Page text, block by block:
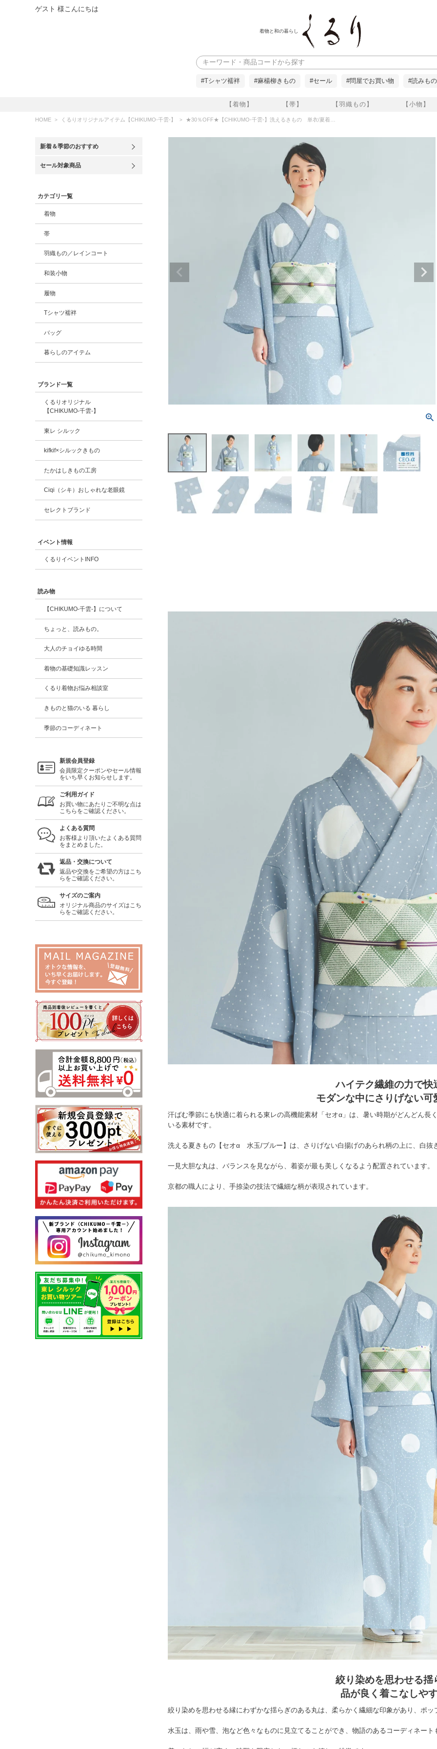
ゲスト 様こんにちは
着物と和の暮らし
【着物】 【帯】 【羽織もの】 【小物】
検索
#Tシャツ襦袢 #麻楊柳きもの #セール #問屋でお買い物 #読みもの
HOME くるりオリジナルアイテム【CHIKUMO-千雲-】 ★30％OFF★【CHIKUMO-千雲-】洗えるきもの 単衣/夏着物 セオα 水玉/ブルー エア紅梅 大久保信子流きもの くるり
新着＆季節のおすすめ
セール対象商品
カテゴリ一覧
着物
帯
羽織もの／レインコート
和装小物
履物
Tシャツ襦袢
バッグ
暮らしのアイテム
ブランド一覧
くるりオリジナル
【CHIKUMO-千雲-】
東レ シルック
kifkif×シルックきもの
たかはしきもの工房
Ciqi（シキ）おしゃれな老眼鏡
セレクトブランド
イベント情報
くるりイベントINFO
読み物
【CHIKUMO-千雲-】について
ちょっと、読みもの。
大人のチョイゆる時間
着物の基礎知識レッスン
くるり着物お悩み相談室
きものと猫のいる 暮らし
季節のコーディネート
新規会員登録
会員限定クーポンやセール情報
をいち早くお知らせします。
ご利用ガイド
お買い物にあたりご不明な点は
こちらをご確認ください。
よくある質問
お客様より頂いたよくある質問
をまとめました。
返品・交換について
返品や交換をご希望の方はこち
らをご確認ください。
サイズのご案内
オリジナル商品のサイズはこち
らをご確認ください。
ハイテク繊維の力で快
モダンな中にさりげない可
汗ばむ季節にも快適に着られる東レの高機能素材「セオα」は、暑い時期がどんどん長
いる素材です。
洗える夏きもの【セオα 水玉/ブルー】は、さりげない白揚げのあられ柄の上に、白抜
一見大胆な丸は、バランスを見ながら、着姿が最も美しくなるよう配置されています。
京都の職人により、手捺染の技法で繊細な柄が表現されています。
絞り染めを思わせる揺
品が良く着こなしや
絞り染めを思わせる縁にわずかな揺らぎのある丸は、柔らかく繊細な印象があり、ポ
水玉は、雨や雪、泡など色々なものに見立てることができ、物語のあるコーディネート